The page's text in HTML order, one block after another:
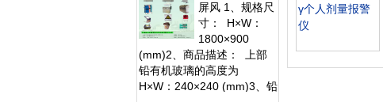
合。该系统主要由安装在现
场的立柱和远程计算机系统
组成。立柱内置的
屏风 1、规格尺
寸： H×W：
1800×900
(mm)2、商品描述： 上部
铅有机玻璃的高度为
H×W：240×240 (mm)3、铅